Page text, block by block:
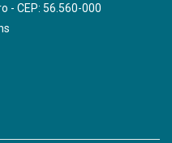
- CEP: 56.560-000